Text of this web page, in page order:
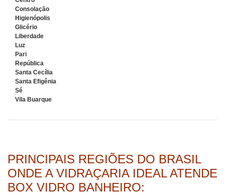
Consolação
Higienópolis
Glicério
Liberdade
Luz
Pari
República
Santa Cecília
Santa Efigênia
Sé
Vila Buarque
PRINCIPAIS REGIÕES DO BRASIL
ONDE A VIDRAÇARIA IDEAL ATENDE
BOX VIDRO BANHEIRO: